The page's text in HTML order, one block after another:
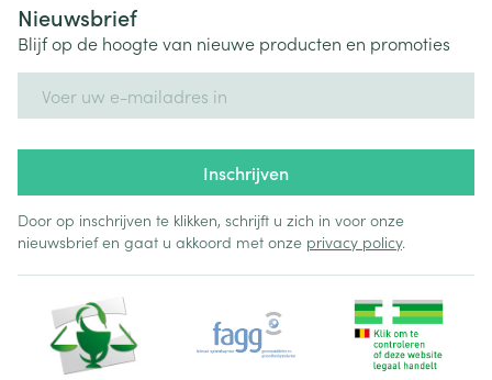
Nieuwsbrief
Blijf op de hoogte van nieuwe producten en promoties
Inschrijven
Door op inschrijven te klikken, schrijft u zich in voor onze
nieuwsbrief en gaat u akkoord met onze privacy policy.